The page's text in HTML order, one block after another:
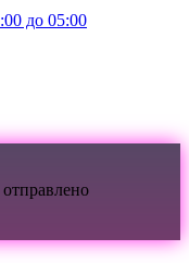
до 05:00